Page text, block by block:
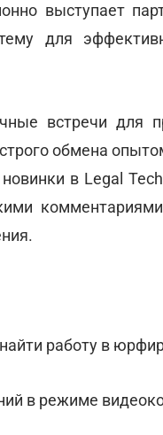
выступает
для
встречи для
обмена
в Legal
работу в
в режиме